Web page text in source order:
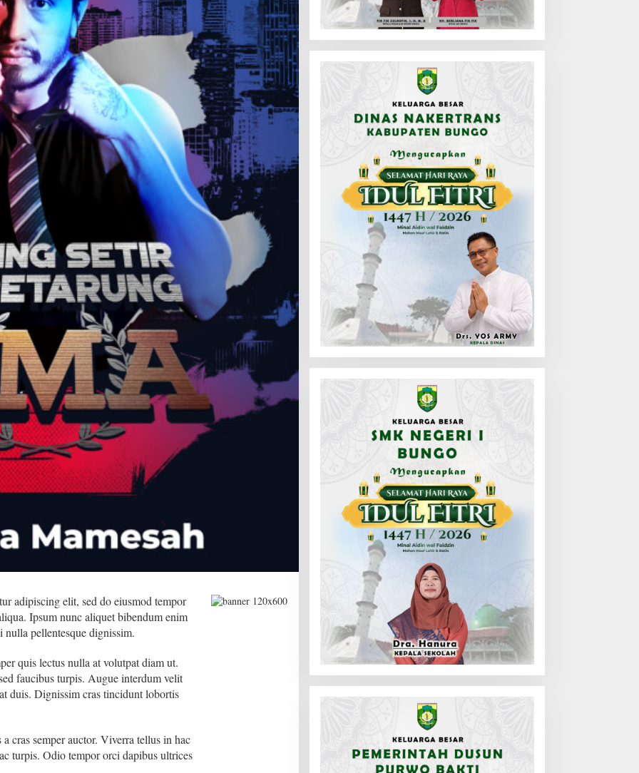
adipiscing elit, sed do eiusmod tempor
Ipsum nunc aliquet bibendum enim
pellentesque dignissim.
quis lectus nulla at volutpat diam ut.
faucibus turpis. Augue interdum velit
duis. Dignissim cras tincidunt lobortis
cras semper auctor. Viverra tellus in hac
turpis. Odio tempor orci dapibus ultrices